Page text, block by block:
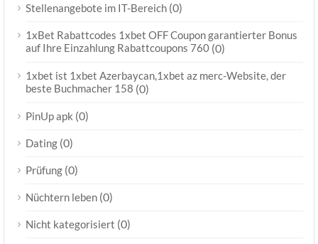
Stellenangebote im IT-Bereich (0)
1xBet Rabattcodes 1xbet OFF Coupon garantierter Bonus
auf Ihre Einzahlung Rabattcoupons 760 (0)
1xbet ist 1xbet Azerbaycan,1xbet az merc-Website, der
beste Buchmacher 158 (0)
PinUp apk (0)
Dating (0)
Prüfung (0)
Nüchtern leben (0)
Nicht kategorisiert (0)